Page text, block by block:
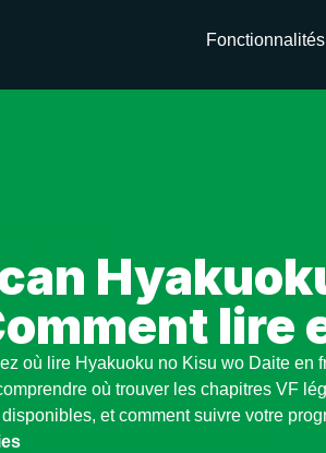
Fonctionnalités
un seul clic
lire
où lire Hyakuoku no Kisu wo Daite en
où trouver les chapitres VF
et comment suivre votre